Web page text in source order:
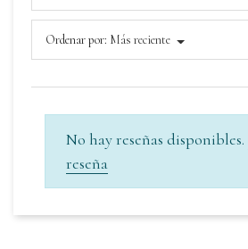
Ordenar por: Más reciente
No hay reseñas disponibles.
reseña